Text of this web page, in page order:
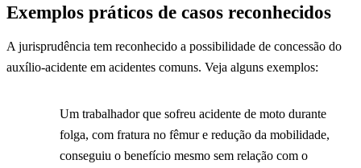
Exemplos práticos de casos reconhecidos
A jurisprudência tem reconhecido a possibilidade de concessão do
auxílio-acidente em acidentes comuns. Veja alguns exemplos:
Um trabalhador que sofreu acidente de moto durante
folga, com fratura no fêmur e redução da mobilidade,
conseguiu o benefício mesmo sem relação com o